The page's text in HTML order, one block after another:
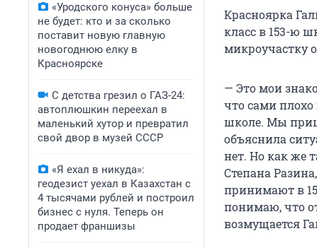
«Уродского конуса» больше
не будет: кто и за сколько
поставит новую главную
новогоднюю елку в
Красноярске
С детства грезил о ГАЗ-24:
автоплюшкин переехал в
маленький хутор и превратил
свой двор в музей СССР
«Я ехал в никуда»:
геодезист уехал в Казахстан с
4 тысячами рублей и построил
бизнес с нуля. Теперь он
продает франшизы
Красноярка
класс в 153-ю
микроучастку
— Это мои
что сами плохо
школе. Мы
объяснила
нет. Но как же
Степана
принимают в
понимаю, что
возмущается